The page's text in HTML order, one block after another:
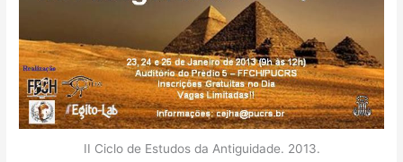
II Ciclo de Estudos da Antiguidade. 2013.